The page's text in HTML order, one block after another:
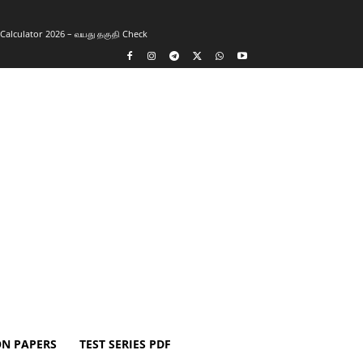
2026 – வயது தகுதி Check
PAPERS TEST SERIES PDF